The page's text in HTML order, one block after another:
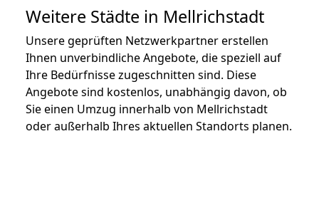
Weitere Städte in Mellrichstadt
Unsere geprüften Netzwerkpartner erstellen
Ihnen unverbindliche Angebote, die speziell auf
Ihre Bedürfnisse zugeschnitten sind. Diese
Angebote sind kostenlos, unabhängig davon, ob
Sie einen Umzug innerhalb von Mellrichstadt
oder außerhalb Ihres aktuellen Standorts planen.